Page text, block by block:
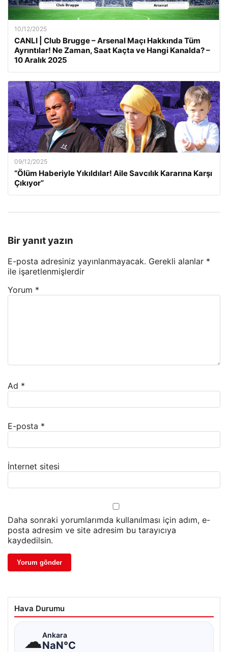
10/12/2025
CANLI | Club Brugge – Arsenal Maçı Hakkında Tüm
Ayrıntılar! Ne Zaman, Saat Kaçta ve Hangi Kanalda? –
10 Aralık 2025
09/12/2025
“Ölüm Haberiyle Yıkıldılar! Aile Savcılık Kararına Karşı
Çıkıyor”
Bir yanıt yazın
E-posta adresiniz yayınlanmayacak. Gerekli alanlar *
ile işaretlenmişlerdir
Yorum *
Ad *
E-posta *
İnternet sitesi
Daha sonraki yorumlarımda kullanılması için adım, e-
posta adresim ve site adresim bu tarayıcıya
kaydedilsin.
Hava Durumu
☁Ankara
NaN°C